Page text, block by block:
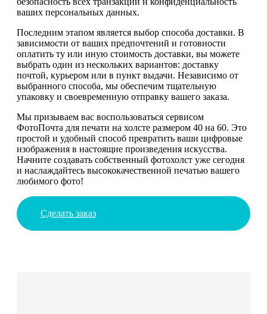
ваших персональных данных.
Последним этапом является выбор способа доставки. В
зависимости от ваших предпочтений и готовности
оплатить ту или иную стоимость доставки, вы можете
выбрать один из нескольких вариантов: доставку
почтой, курьером или в пункт выдачи. Независимо от
выбранного способа, мы обеспечим тщательную
упаковку и своевременную отправку вашего заказа.
Мы призываем вас воспользоваться сервисом
ФотоПочта для печати на холсте размером 40 на 60. Это
простой и удобный способ превратить ваши цифровые
изображения в настоящие произведения искусства.
Начните создавать собственный фотохолст уже сегодня
и наслаждайтесь высококачественной печатью вашего
любимого фото!
Сделать заказ